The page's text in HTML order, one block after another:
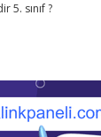
5. sınıf ?